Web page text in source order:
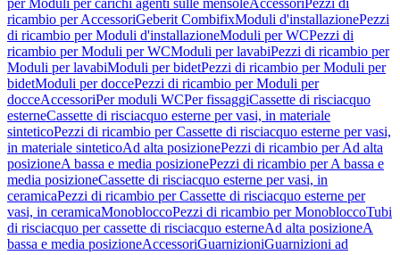
per Moduli per carichi agenti sulle mensoleAccessoriPezzi di
ricambio per AccessoriGeberit CombifixModuli d'installazionePezzi
di ricambio per Moduli d'installazioneModuli per WCPezzi di
ricambio per Moduli per WCModuli per lavabiPezzi di ricambio per
Moduli per lavabiModuli per bidetPezzi di ricambio per Moduli per
bidetModuli per doccePezzi di ricambio per Moduli per
docceAccessoriPer moduli WCPer fissaggiCassette di risciacquo
esterneCassette di risciacquo esterne per vasi, in materiale
sinteticoPezzi di ricambio per Cassette di risciacquo esterne per vasi,
in materiale sinteticoAd alta posizionePezzi di ricambio per Ad alta
posizioneA bassa e media posizionePezzi di ricambio per A bassa e
media posizioneCassette di risciacquo esterne per vasi, in
ceramicaPezzi di ricambio per Cassette di risciacquo esterne per
vasi, in ceramicaMonobloccoPezzi di ricambio per MonobloccoTubi
di risciacquo per cassette di risciacquo esterneAd alta posizioneA
bassa e media posizioneAccessoriGuarnizioniGuarnizioni ad